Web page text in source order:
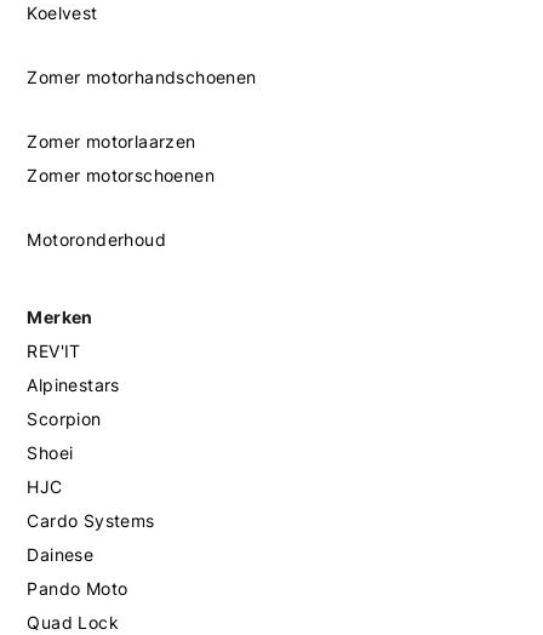
Koelvest
Zomer motorhandschoenen
Zomer motorlaarzen
Zomer motorschoenen
Motoronderhoud
Merken
REV'IT
Alpinestars
Scorpion
Shoei
HJC
Cardo Systems
Dainese
Pando Moto
Quad Lock